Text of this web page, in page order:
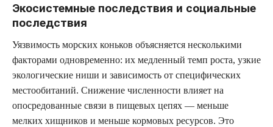
Экосистемные последствия и социальные
последствия
Уязвимость морских коньков объясняется несколькими
факторами одновременно: их медленный темп роста, узкие
экологические ниши и зависимость от специфических
местообитаний. Снижение численности влияет на
опосредованные связи в пищевых цепях — меньше
мелких хищников и меньше кормовых ресурсов. Это